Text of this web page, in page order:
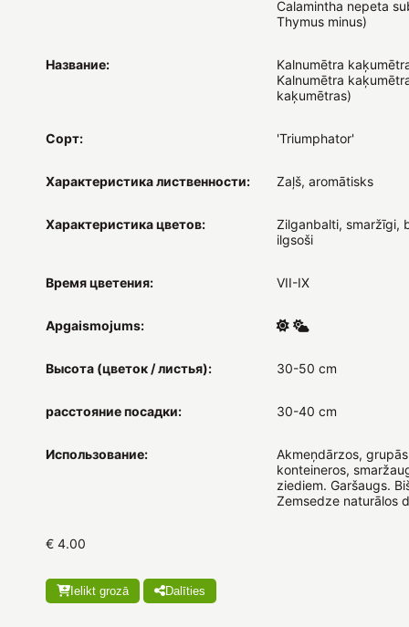
Calamintha nepeta
Thymus minus)
Название:
Kalnumētra
Kalnumētra
kaķumētras)
Сорт: 'Triumphator'
Характеристика лиственности: Zaļš, aromātisks
Характеристика цветов:
Zilganbalti, smaržīgi,
ilgsoši
Время цветения: VII-IX
Apgaismojums:
Высота (цветок / листья): 30-50 cm
расстояние посадки: 30-40 cm
Использование:
Akmeņdārzos,
konteineros,
ziediem. Garšaugs.
Zemsedze naturālos
€ 4.00
Ielikt grozā Dalīties